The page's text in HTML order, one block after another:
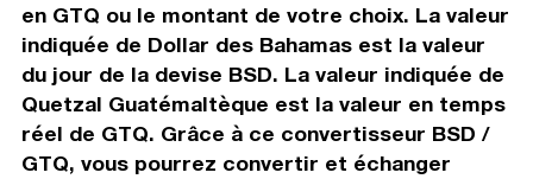
en GTQ ou le montant de votre choix. La valeur
indiquée de Dollar des Bahamas est la valeur
du jour de la devise BSD. La valeur indiquée de
Quetzal Guatémaltèque est la valeur en temps
réel de GTQ. Grâce à ce convertisseur BSD /
GTQ, vous pourrez convertir et échanger